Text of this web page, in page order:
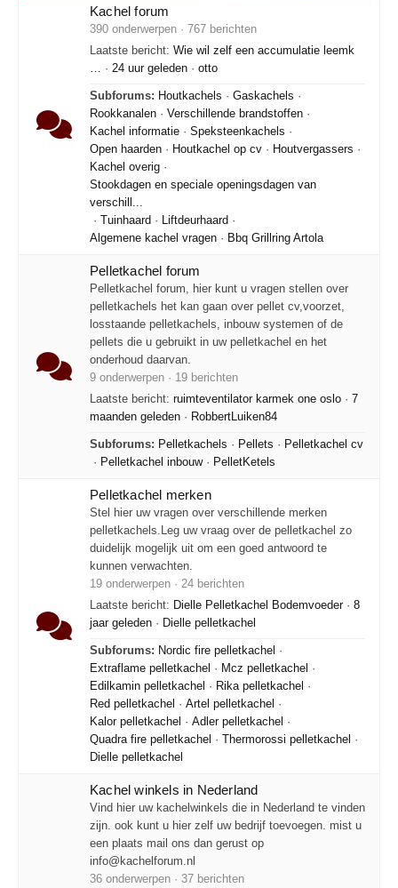
Kachel forum
390 onderwerpen · 767 berichten
Laatste bericht: Wie wil zelf een accumulatie leemk
… · 24 uur geleden · otto
Subforums: Houtkachels · Gaskachels ·
Rookkanalen · Verschillende brandstoffen ·
Kachel informatie · Speksteenkachels ·
Open haarden · Houtkachel op cv · Houtvergassers ·
Kachel overig ·
Stookdagen en speciale openingsdagen van
verschill...
·
Tuinhaard · Liftdeurhaard ·
Algemene kachel vragen · Bbq Grillring Artola
Pelletkachel forum
Pelletkachel forum, hier kunt u vragen stellen over
pelletkachels het kan gaan over pellet cv,voorzet,
losstaande pelletkachels, inbouw systemen of de
pellets die u gebruikt in uw pelletkachel en het
onderhoud daarvan.
9 onderwerpen · 19 berichten
Laatste bericht: ruimteventilator karmek one oslo · 7
maanden geleden · RobbertLuiken84
Subforums: Pelletkachels · Pellets · Pelletkachel cv
· Pelletkachel inbouw· PelletKetels
Pelletkachel merken
Stel hier uw vragen over verschillende merken
pelletkachels.Leg uw vraag over de pelletkachel zo
duidelijk mogelijk uit om een goed antwoord te
kunnen verwachten.
19 onderwerpen · 24 berichten
Laatste bericht: Dielle Pelletkachel Bodemvoeder· 8
jaar geleden · Dielle pelletkachel
Subforums: Nordic fire pelletkachel ·
Extraflame pelletkachel · Mcz pelletkachel ·
Edilkamin pelletkachel · Rika pelletkachel ·
Red pelletkachel · Artel pelletkachel ·
Kalor pelletkachel · Adler pelletkachel ·
Quadra fire pelletkachel · Thermorossi pelletkachel ·
Dielle pelletkachel
Kachel winkels in Nederland
Vind hier uw kachelwinkels die in Nederland te vinden
zijn. ook kunt u hier zelf uw bedrijf toevoegen. mist u
een plaats mail ons dan gerust op
info@kachelforum.nl
36 onderwerpen · 37 berichten